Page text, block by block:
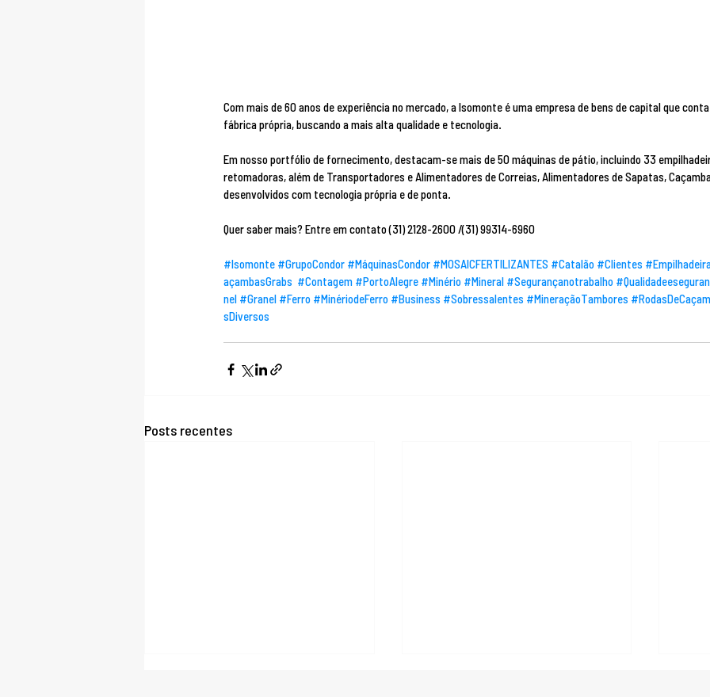
Com mais de 60 anos de experiência no mercado, a Isomonte é uma empresa de bens de capital que
fábrica própria, buscando a mais alta qualidade e tecnologia.
Em nosso portfólio de fornecimento, destacam-se mais de 50 máquinas de pátio, incluindo 33
retomadoras, além de Transportadores e Alimentadores de Correias, Alimentadores de Sapatas,
desenvolvidos com tecnologia própria e de ponta.
Quer saber mais? Entre em contato (31) 2128-2600 /(31) 99314-6960
#Isomonte #GrupoCondor #MáquinasCondor #MOSAICFERTILIZANTES #Catalão #Clientes
açambasGrabs #Contagem #PortoAlegre #Minério #Mineral #Segurançanotrabalho
nel #Granel #Ferro #MinériodeFerro #Business #Sobressalentes #MineraçãoTambores
sDiversos
Posts recentes